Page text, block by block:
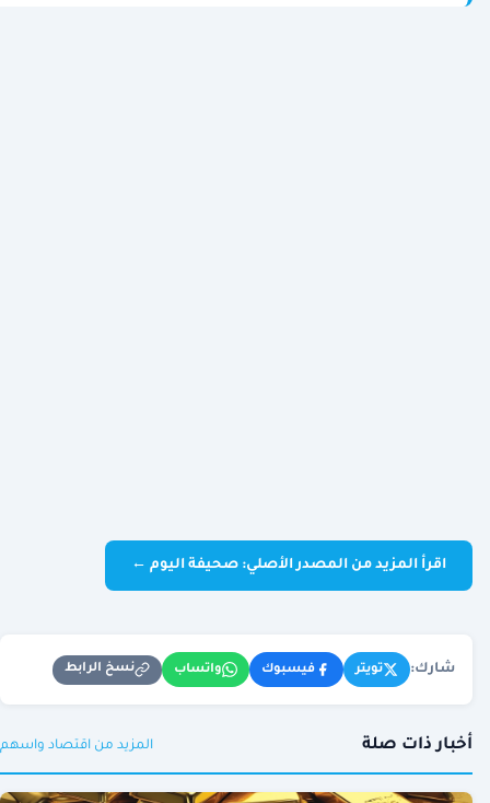
اقرأ المزيد من المصدر الأصلي: صحيفة اليوم ←
شارك: تويتر فيسبوك واتساب نسخ الرابط
أخبار ذات صلة المزيد من اقتصاد واسهم